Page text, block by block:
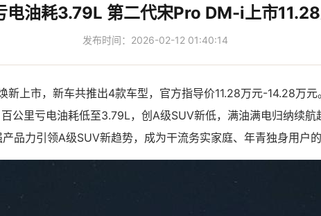
电油耗3.79L 第二代宋Pro DM-i上市
发布时间：2026-02-12 01:40:14
新上市，新车共推出4款车型，官方指导价11.28万元-14.28万元
公里亏电油耗低至3.79L，创A级SUV新低，满油满电归纳续航
品力引领A级SUV新趋势，成为干流务实家庭、年青独身用户的